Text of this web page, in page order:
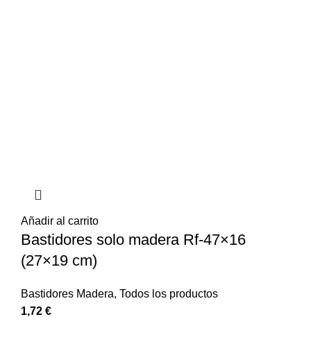
Añadir al carrito
Bastidores solo madera Rf-47×16
(27×19 cm)
Bastidores Madera, Todos los productos
1,72 €